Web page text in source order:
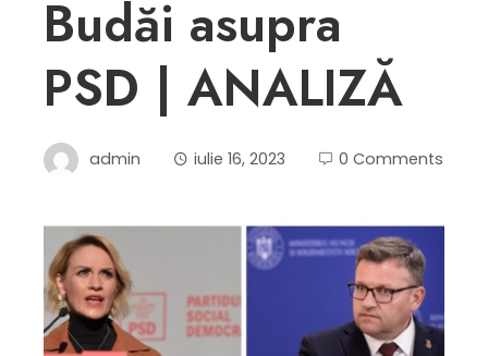
Budăi asupra
PSD | ANALIZĂ
admin iulie 16, 2023 0 Comments